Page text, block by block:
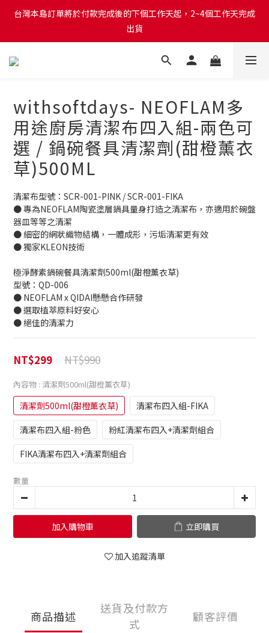
台灣本島訂單將於付款完成後的下個工作天起，2~4個工作天完成
出貨
台灣本島訂單將於付款完成後的下個工作天起，2~4個工作天完成
出貨
台灣本島消費滿$999免運費
台灣本島訂單將於付款完成後的下個工作天起，2~4個工作天完成
出貨
withsoftdays- NEOFLAM多
用途廚房清潔布四入組-兩色可
選 / 鍋碗餐具清潔劑(甜橙薰衣
草)500ML
清潔布型號：SCR-001-PINK / SCR-001-FIKA
● 專為NEOFLAM陶瓷塗層鍋具量身打造之清潔布，亦適用於碗盤
器皿等等之清潔
● 細密的網狀織物結構，一體成形，污垢清潔更有效
● 獨家KLEON技術
極淨酵素鍋碗餐具清潔劑500ml(甜橙薰衣草)
型號：QD-006
● NEOFLAM x QIDAI懸懸合作研發
● 選取植萃原料好安心
● 絕佳的清潔力
NT$990
NT$299
內容物 : 清潔劑500ml(甜橙薰衣草)
清潔劑500ml(甜橙薰衣草)
清潔布四入組-FIKA
清潔布四入組-粉色
粉紅清潔布四入+清潔劑組合
FIKA清潔布四入+清潔劑組合
數量
加入購物車 立即購買
加入追蹤清單
商品描述
送貨及付款方
式
顧客評價